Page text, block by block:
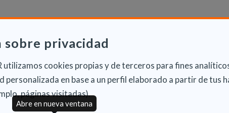
privacidad
utilizamos cookies propias y de terceros para fines
personalizada en base a un perfil elaborado a partir de tus
páginas visitadas).
Abre en nueva ventana
que se hereda de forma autosómica recesiva. Esto
tiene un 25% de probabilidades de desarrollar la
sano.